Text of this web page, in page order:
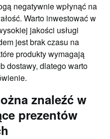
negatywnie wpłynąć na
Warto inwestować w
jakości usługi
jest brak czasu na
produkty wymagają
dostawy, dlatego warto
znaleźć w
prezentów